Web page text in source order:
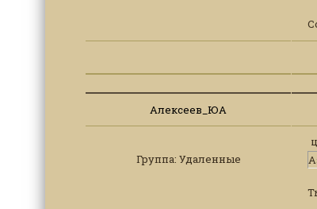
Алексеев_ЮА
Группа: Удаленные